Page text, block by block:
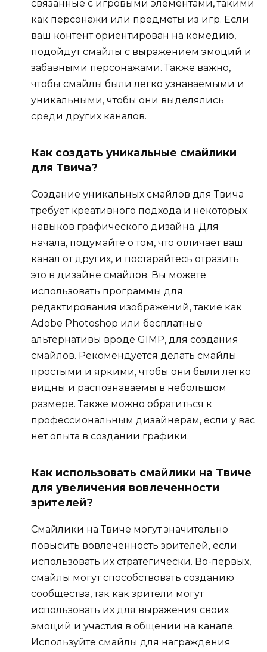
связанные с игровыми элементами, такими
как персонажи или предметы из игр. Если
ваш контент ориентирован на комедию,
подойдут смайлы с выражением эмоций и
забавными персонажами. Также важно,
чтобы смайлы были легко узнаваемыми и
уникальными, чтобы они выделялись
среди других каналов.
Как создать уникальные смайлики
для Твича?
Создание уникальных смайлов для Твича
требует креативного подхода и некоторых
навыков графического дизайна. Для
начала, подумайте о том, что отличает ваш
канал от других, и постарайтесь отразить
это в дизайне смайлов. Вы можете
использовать программы для
редактирования изображений, такие как
Adobe Photoshop или бесплатные
альтернативы вроде GIMP, для создания
смайлов. Рекомендуется делать смайлы
простыми и яркими, чтобы они были легко
видны и распознаваемы в небольшом
размере. Также можно обратиться к
профессиональным дизайнерам, если у вас
нет опыта в создании графики.
Как использовать смайлики на Твиче
для увеличения вовлеченности
зрителей?
Смайлики на Твиче могут значительно
повысить вовлеченность зрителей, если
использовать их стратегически. Во-первых,
смайлы могут способствовать созданию
сообщества, так как зрители могут
использовать их для выражения своих
эмоций и участия в общении на канале.
Используйте смайлы для награждения